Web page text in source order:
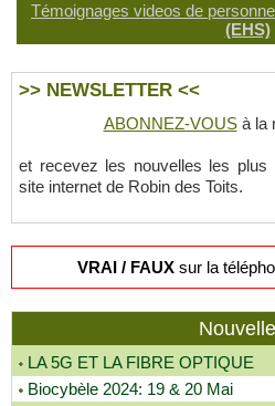
Témoignages videos de
(EHS)
>> NEWSLETTER <<
ABONNEZ-VOUSà la
et recevez les nouvelles les plus
site internet de Robin des Toits.
VRAI / FAUXsur la
LA 5G ET LA FIBRE OPTIQUE
Biocybèle 2024: 19 & 20 Mai